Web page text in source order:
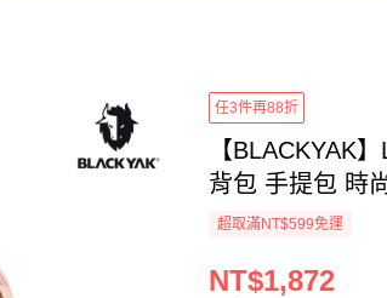
任3件再88折
【BLACKYAK
背包 手提包 時
超取滿NT$599免運
NT$1,872